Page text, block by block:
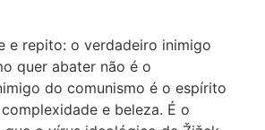
e repito: o verdadeiro inimigo
quer abater não é o
do comunismo é o espírito
e beleza. É o